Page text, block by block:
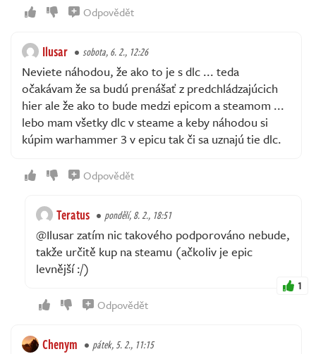
Odpovědět
Ilusar sobota, 6. 2., 12:26
Neviete náhodou, že ako to je s dlc ... teda
očakávam že sa budú prenášať z predchládzajúcich
hier ale že ako to bude medzi epicom a steamom ...
lebo mam všetky dlc v steame a keby náhodou si
kúpim warhammer 3 v epicu tak či sa uznajú tie dlc.
Odpovědět
Teratus pondělí, 8. 2., 18:51
@Ilusar zatím nic takového podporováno nebude,
takže určitě kup na steamu (ačkoliv je epic
levnější :/)
1
Odpovědět
Chenym pátek, 5. 2., 11:15